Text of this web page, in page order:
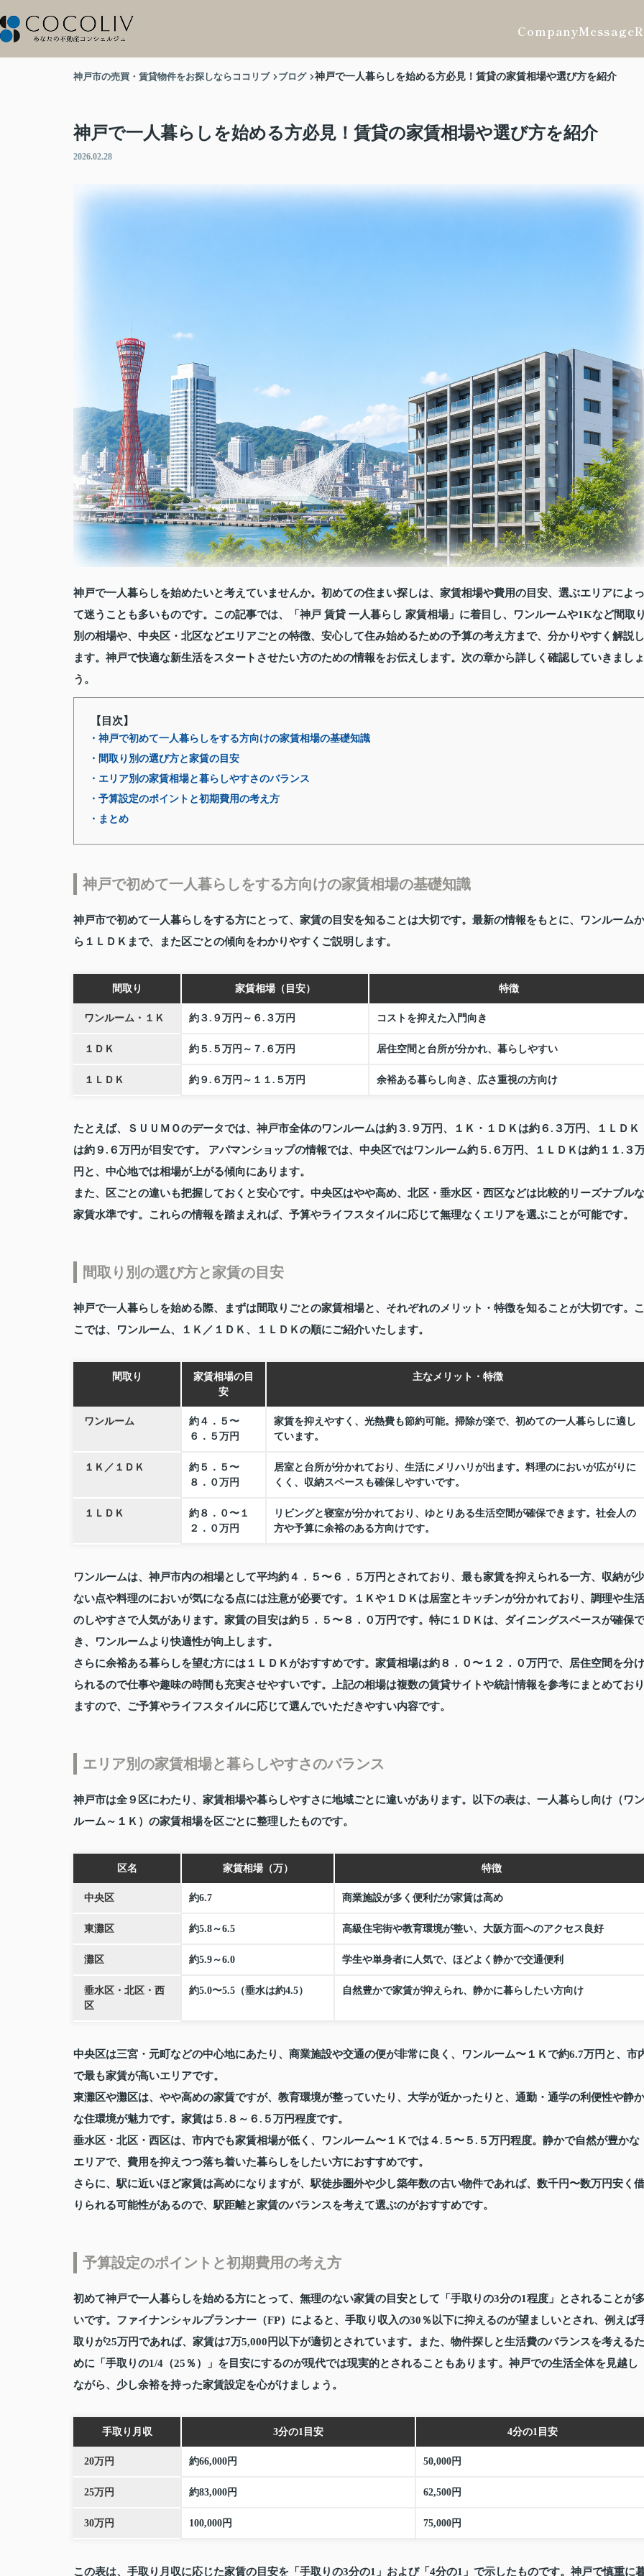
CompanyMessage
神戸市の売買・賃貸物件をお探しならココリブ ブログ 神戸で一人暮らしを始める方必見！賃貸の家賃相場や選び方を紹介
神戸で一人暮らしを始める方必見！賃貸の家賃相場や選び方を紹介
2026.02.28
神戸で一人暮らしを始めたいと考えていませんか。初めての住まい探しは、家賃相場や費用の目安、選ぶエリアによっ
て迷うことも多いものです。この記事では、「神戸 賃貸 一人暮らし 家賃相場」に着目し、ワンルームや1Kなど間取
別の相場や、中央区・北区などエリアごとの特徴、安心して住み始めるための予算の考え方まで、分かりやすく解説し
ます。神戸で快適な新生活をスタートさせたい方のための情報をお伝えします。次の章から詳しく確認していきましょ
う。
【目次】
・神戸で初めて一人暮らしをする方向けの家賃相場の基礎知識
・間取り別の選び方と家賃の目安
・エリア別の家賃相場と暮らしやすさのバランス
・予算設定のポイントと初期費用の考え方
・まとめ
神戸で初めて一人暮らしをする方向けの家賃相場の基礎知識
神戸市で初めて一人暮らしをする方にとって、家賃の目安を知ることは大切です。最新の情報をもとに、ワンルームか
ら１ＬＤＫまで、また区ごとの傾向をわかりやすくご説明します。
間取り 家賃相場（目安） 特徴
ワンルーム・１Ｋ 約３.９万円～６.３万円 コストを抑えた入門向き
１ＤＫ 約５.５万円～７.６万円 居住空間と台所が分かれ、暮らしやすい
１ＬＤＫ 約９.６万円～１１.５万円 余裕ある暮らし向き、広さ重視の方向け
たとえば、ＳＵＵＭＯのデータでは、神戸市全体のワンルームは約３.９万円、１Ｋ・１ＤＫは約６.３万円、１ＬＤＫ
は約９.６万円が目安です。 アパマンショップの情報では、中央区ではワンルーム約５.６万円、１ＬＤＫは約１１.３
円と、中心地では相場が上がる傾向にあります。
また、区ごとの違いも把握しておくと安心です。中央区はやや高め、北区・垂水区・西区などは比較的リーズナブルな
家賃水準です。これらの情報を踏まえれば、予算やライフスタイルに応じて無理なくエリアを選ぶことが可能です。
間取り別の選び方と家賃の目安
神戸で一人暮らしを始める際、まずは間取りごとの家賃相場と、それぞれのメリット・特徴を知ることが大切です。こ
こでは、ワンルーム、１Ｋ／１ＤＫ、１ＬＤＫの順にご紹介いたします。
間取り
家賃相場の目
安
主なメリット・特徴
ワンルーム
約４．５〜
６．５万円
家賃を抑えやすく、光熱費も節約可能。掃除が楽で、初めての一人暮らしに適し
ています。
１Ｋ／１ＤＫ
約５．５〜
８．０万円
居室と台所が分かれており、生活にメリハリが出ます。料理のにおいが広がりに
くく、収納スペースも確保しやすいです。
１ＬＤＫ
約８．０〜１
２．０万円
リビングと寝室が分かれており、ゆとりある生活空間が確保できます。社会人の
方や予算に余裕のある方向けです。
ワンルームは、神戸市内の相場として平均約４．５〜６．５万円とされており、最も家賃を抑えられる一方、収納が少
ない点や料理のにおいが気になる点には注意が必要です。１Ｋや１ＤＫは居室とキッチンが分かれており、調理や生活
のしやすさで人気があります。家賃の目安は約５．５〜８．０万円です。特に１ＤＫは、ダイニングスペースが確保で
き、ワンルームより快適性が向上します。
さらに余裕ある暮らしを望む方には１ＬＤＫがおすすめです。家賃相場は約８．０〜１２．０万円で、居住空間を分け
られるので仕事や趣味の時間も充実させやすいです。上記の相場は複数の賃貸サイトや統計情報を参考にまとめており
ますので、ご予算やライフスタイルに応じて選んでいただきやすい内容です。
エリア別の家賃相場と暮らしやすさのバランス
神戸市は全９区にわたり、家賃相場や暮らしやすさに地域ごとに違いがあります。以下の表は、一人暮らし向け（ワン
ルーム～１Ｋ）の家賃相場を区ごとに整理したものです。
区名 家賃相場（万） 特徴
中央区 約6.7 商業施設が多く便利だが家賃は高め
東灘区 約5.8～6.5 高級住宅街や教育環境が整い、大阪方面へのアクセス良好
灘区 約5.9～6.0 学生や単身者に人気で、ほどよく静かで交通便利
垂水区・北区・西
区
約5.0〜5.5（垂水は約4.5） 自然豊かで家賃が抑えられ、静かに暮らしたい方向け
中央区は三宮・元町などの中心地にあたり、商業施設や交通の便が非常に良く、ワンルーム〜１Ｋで約6.7万円と、市
で最も家賃が高いエリアです。
東灘区や灘区は、やや高めの家賃ですが、教育環境が整っていたり、大学が近かったりと、通勤・通学の利便性や静か
な住環境が魅力です。家賃は５.８～６.５万円程度です。
垂水区・北区・西区は、市内でも家賃相場が低く、ワンルーム〜１Ｋでは４.５〜５.５万円程度。静かで自然が豊かな
エリアで、費用を抑えつつ落ち着いた暮らしをしたい方におすすめです。
さらに、駅に近いほど家賃は高めになりますが、駅徒歩圏外や少し築年数の古い物件であれば、数千円〜数万円安く借
りられる可能性があるので、駅距離と家賃のバランスを考えて選ぶのがおすすめです。
予算設定のポイントと初期費用の考え方
初めて神戸で一人暮らしを始める方にとって、無理のない家賃の目安として「手取りの3分の1程度」とされることが
いです。ファイナンシャルプランナー（FP）によると、手取り収入の30％以下に抑えるのが望ましいとされ、例えば
取りが25万円であれば、家賃は7万5,000円以下が適切とされています。また、物件探しと生活費のバランスを考えるた
めに「手取りの1/4（25％）」を目安にするのが現代では現実的とされることもあります。神戸での生活全体を見越し
ながら、少し余裕を持った家賃設定を心がけましょう。
手取り月収 3分の1目安 4分の1目安
20万円 約66,000円 50,000円
25万円 約83,000円 62,500円
30万円 100,000円 75,000円
この表は、手取り月収に応じた家賃の目安を「手取りの3分の1」および「4分の1」で示したものです。神戸で慎重に